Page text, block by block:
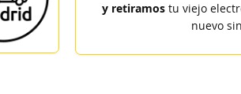
y retiramos tu viejo
nuevo